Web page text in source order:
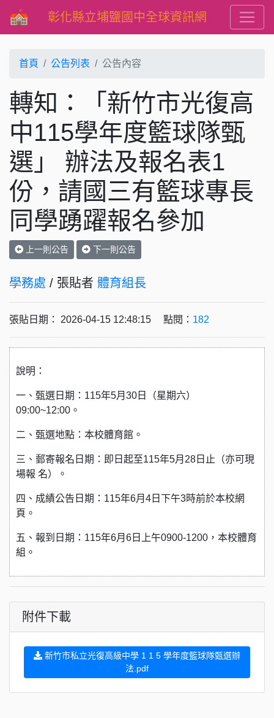
彰化縣立埔鹽國中全球資訊網
首頁 公告列表 公告內容
轉知：「新竹市光復高
中115學年度籃球隊甄
選」 辦法及報名表1
份，請國三有籃球專長
同學踴躍報名參加
上一則公告 下一則公告
學務處 / 張貼者 體育組長
張貼日期： 2026-04-15 12:48:15 點閱： 182
說明：
一、甄選日期：115年5月30日（星期六）
09:00~12:00。
二、甄選地點：本校體育館。
三、郵寄報名日期：即日起至115年5月28日止（亦可現
場報 名）。
四、成績公告日期：115年6月4日下午3時前於本校網
頁。
五、報到日期：115年6月6日上午0900-1200，本校體育
組。
附件下載
新竹市私立光復高級中學 1 1 5 學年度籃球隊甄選辦
法.pdf